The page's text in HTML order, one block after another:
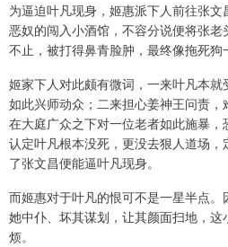
为逼迫叶凡现身，姬惠派下人前往张
恶奴的闯入小酒馆，不容分说便将张
不止，被打得鼻青脸肿，最终像拖死狗
姬家下人对此颇有微词，一来叶凡本
如此兴师动众；二来担心姜神王问责，
在大庭广众之下对一位老者如此施暴
认定叶凡根本没死，更没去狠人道场
了张文昌便能逼叶凡现身。
而姬惠对于叶凡的恨可不是一星半点
她中仆、坏其谋划，让其颜面扫地，
烦。